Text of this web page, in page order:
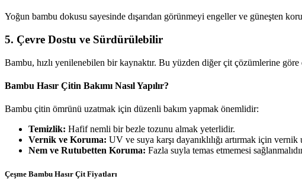
Yoğun bambu dokusu sayesinde dışarıdan görünmeyi engeller ve güneşten
5. Çevre Dostu ve Sürdürülebilir
Bambu, hızlı yenilenebilen bir kaynaktır. Bu yüzden diğer çit çözümlerine göre
Bambu Hasır Çitin Bakımı Nasıl Yapılır?
Bambu çitin ömrünü uzatmak için düzenli bakım yapmak önemlidir:
Temizlik: Hafif nemli bir bezle tozunu almak yeterlidir.
Vernik ve Koruma: UV ve suya karşı dayanıklılığı artırmak için
Nem ve Rutubetten Koruma: Fazla suyla temas etmemesi
Çeşme Bambu Hasır Çit Fiyatları